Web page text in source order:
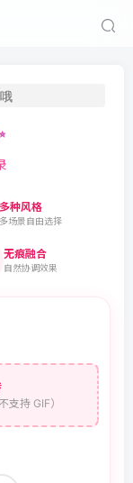
多种风格
多场景自由选择
无痕融合
自然协调效果
持 GIF）